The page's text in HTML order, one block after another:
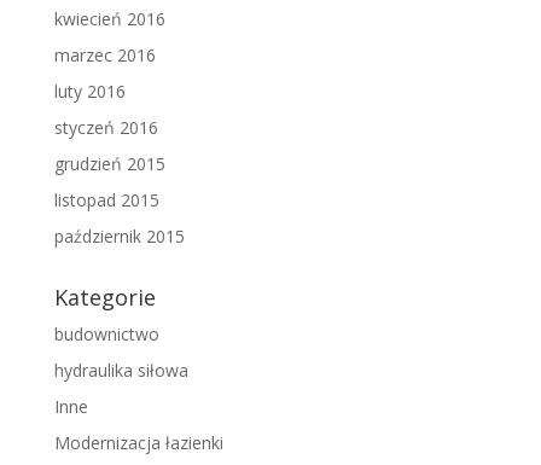
kwiecień 2016
marzec 2016
luty 2016
styczeń 2016
grudzień 2015
listopad 2015
październik 2015
Kategorie
budownictwo
hydraulika siłowa
Inne
Modernizacja łazienki